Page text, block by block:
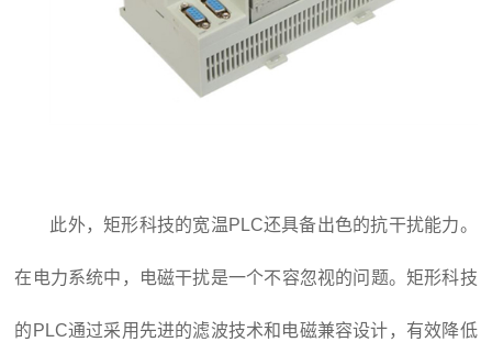
此外，矩形科技的宽温PLC还具备出色的抗干扰能力。
在电力系统中，电磁干扰是一个不容忽视的问题。矩形科技
的PLC通过采用先进的滤波技术和电磁兼容设计，有效降低